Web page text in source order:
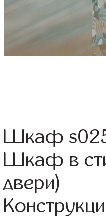
Шкаф
Шкаф в
двери)